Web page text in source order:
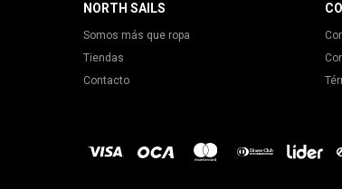
NORTH SAILS
Somos más que ropa
Tiendas
Contacto